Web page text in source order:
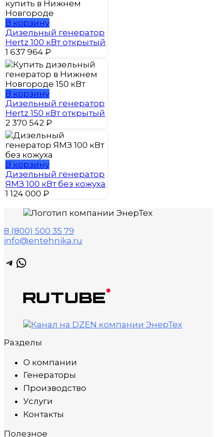
В корзину
Дизельный генератор
Hertz 100 кВт открытый
1 637 964 ₽
В корзину
Дизельный генератор
Hertz 150 кВт открытый
2 370 542 ₽
В корзину
Дизельный генератор
ЯМЗ 100 кВт без кожуха
1 124 000 ₽
8 (800) 500 35 79
info@entehnika.ru
Telegram
WhatsApp
Разделы
О компании
Генераторы
Производство
Услуги
Контакты
Полезное